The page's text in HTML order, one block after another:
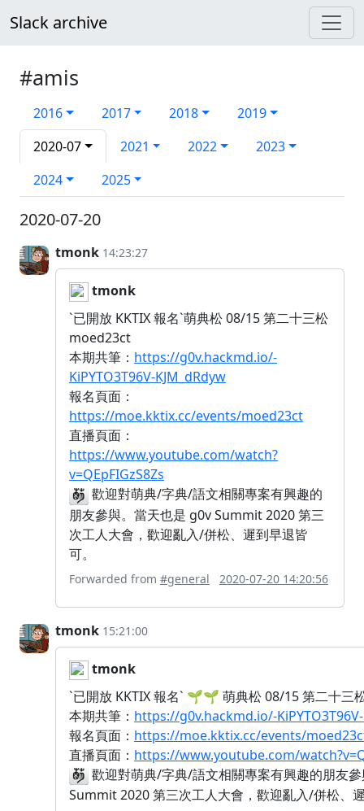
Slack archive
#amis
2016 2017 2018
2019
2020-07
2021 2022
2023
2024
2025
2020-07-20
tmonk 14:23:27
tmonk
`已開放 KKTIX 報名`萌典松 08/15 第二十三松
moed23ct
本期共筆： https://g0v.hackmd.io/-
KiPYTO3T96V-KJM_dRdyw
報名頁面：
https://moe.kktix.cc/events/moed23ct
直播頁面：
https://www.youtube.com/watch?
v=QEpFIGzS8Zs
歡迎對萌典/字典/語文相關專案有興趣的
朋友參與。當天也是 g0v Summit 2020 第三
次工人大會，歡迎亂入/併松、遲到早退皆
可。
Forwarded from #general 2020-07-20 14:20:56
tmonk 15:21:00
tmonk
`已開放 KKTIX 報名` 🌱🌱 萌典松 08/15 第二十
本期共筆： https://g0v.hackmd.io/-
報名頁面： https://moe.kktix.cc/events/
直播頁面： https://www.youtube.com/
歡迎對萌典/字典/語文相關專案有興趣的朋友
Summit 2020 第三次工人大會，歡迎亂入/併松、